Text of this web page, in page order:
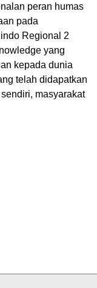
peran humas
pada
Regional 2
yang
kepada dunia
telah didapatkan
masyarakat